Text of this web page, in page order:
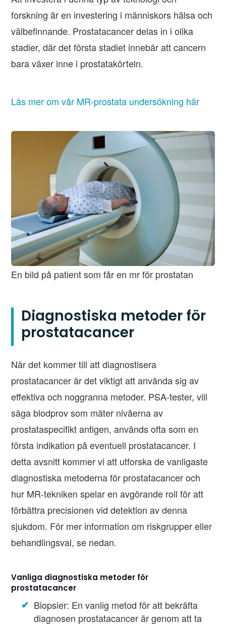
forskning är en investering i människors hälsa och
välbefinnande. Prostatacancer delas in i olika
stadier, där det första stadiet innebär att cancern
bara växer inne i prostatakörteln.
Läs mer om vår MR-prostata undersökning här
En bild på patient som får en mr för prostatan
Diagnostiska metoder för
prostatacancer
När det kommer till att diagnostisera
prostatacancer är det viktigt att använda sig av
effektiva och noggranna metoder. PSA-tester, vill
säga blodprov som mäter nivåerna av
prostataspecifikt antigen, används ofta som en
första indikation på eventuell prostatacancer. I
detta avsnitt kommer vi att utforska de vanligaste
diagnostiska metoderna för prostatacancer och
hur MR-tekniken spelar en avgörande roll för att
förbättra precisionen vid detektion av denna
sjukdom. För mer information om riskgrupper eller
behandlingsval, se nedan.
Vanliga diagnostiska metoder för
prostatacancer
Biopsier: En vanlig metod för att bekräfta
diagnosen prostatacancer är genom att ta